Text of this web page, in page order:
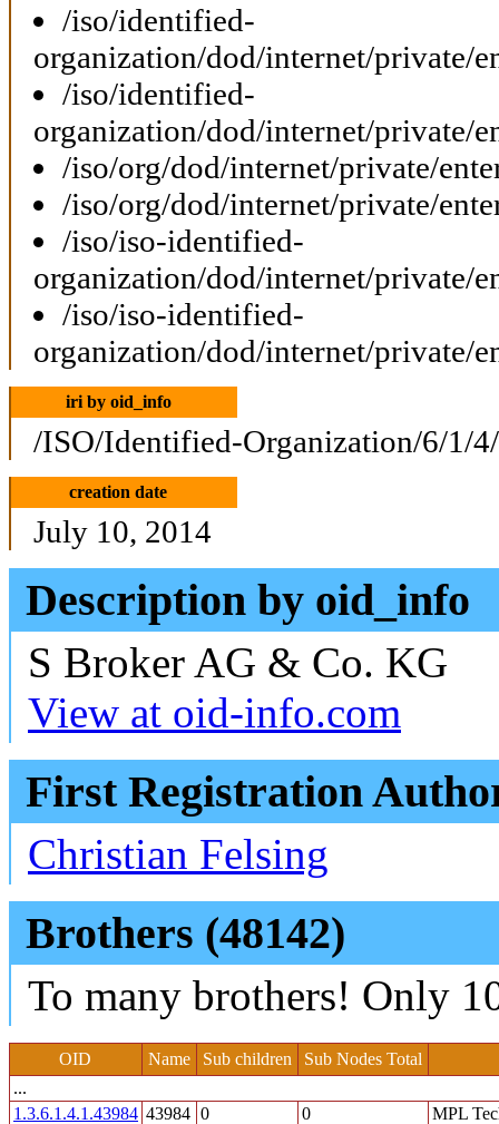
/iso/identified-
organization/dod/internet/private/
/iso/identified-
organization/dod/internet/private/
/iso/org/dod/internet/private/
/iso/org/dod/internet/private/
/iso/iso-identified-
organization/dod/internet/private/
/iso/iso-identified-
organization/dod/internet/private/
iri by oid_info
/ISO/Identified-Organization/6/1/
creation date
July 10, 2014
Description by oid_info
S Broker AG & Co. KG
View at oid-info.com
First Registration
Christian Felsing
Brothers (48142)
To many brothers! Only
OID Name Sub children
Sub Nodes Total
...
1.3.6.1.4.1.43984 43984 0 0
MPL